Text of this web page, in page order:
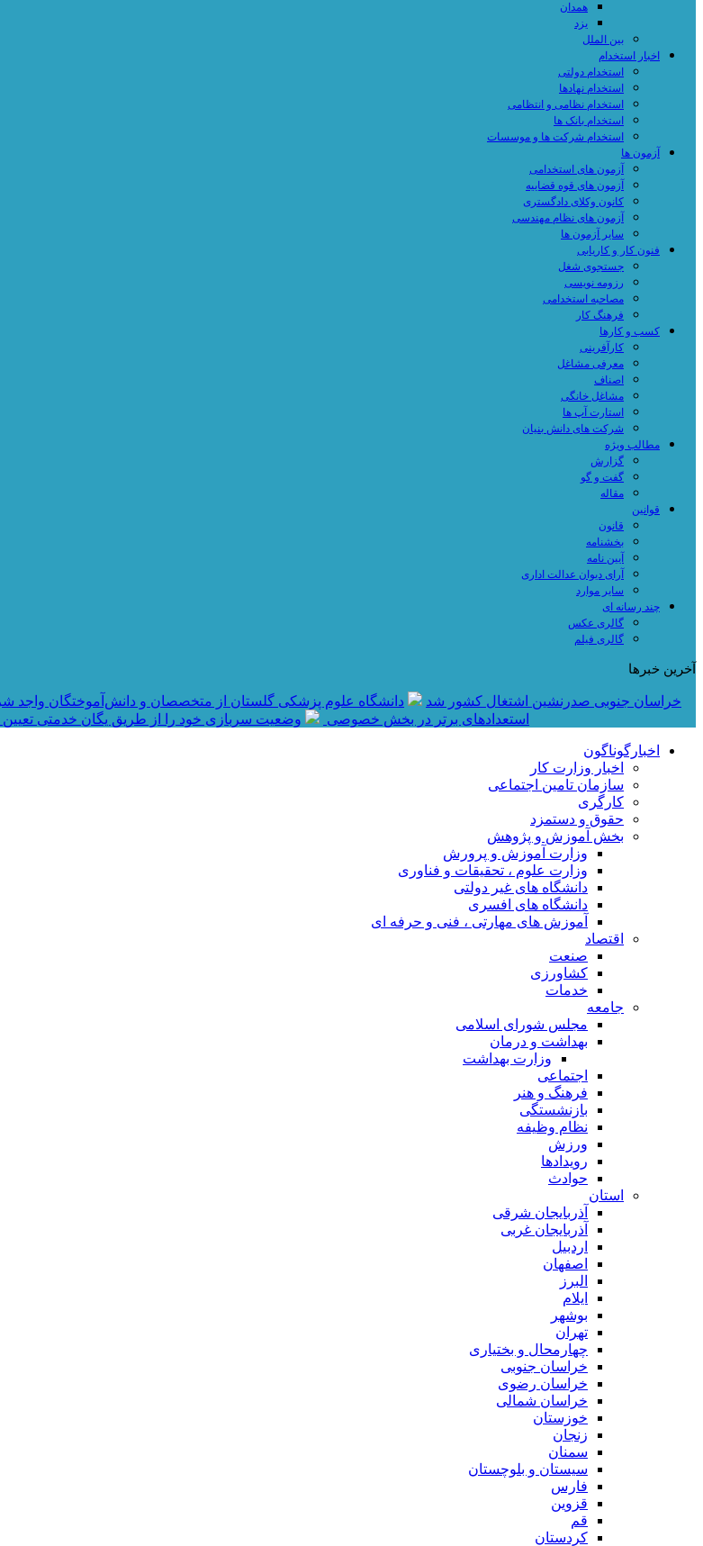
همدان
یزد
بین الملل
اخبار استخدام
استخدام دولتی
استخدام نهادها
استخدام نظامی و انتظامی
استخدام بانک ها
استخدام شرکت ها و موسسات
آزمون ها
آزمون های استخدامی
آزمون های قوه قضاییه
کانون وکلای دادگستری
آزمون های نظام مهندسی
سایر آزمون ها
فنون کار و کاریابی
جستجوی شغل
رزومه نویسی
مصاحبه استخدامی
فرهنگ کار
کسب و کارها
کارآفرینی
معرفی مشاغل
اصناف
مشاغل خانگی
استارت آپ ها
شرکت های دانش بنیان
مطالب ویژه
گزارش
گفت و گو
مقاله
قوانین
قانون
بخشنامه
آیین نامه
آرای دیوان عدالت اداری
سایر موارد
چند رسانه ای
گالری عکس
گالری فیلم
آخرین خبرها
خراسان جنوبی صدرنشین اشتغال کشور شد دانشگاه علوم پزشکی گلستان از متخصصان و دانش‌آموختگان واجد
استعدادهای برتر در بخش خصوصی
وضعیت سربازی خود را از طریق یگان خدمتی تعیین
اخبارگوناگون
اخبار وزارت کار
سازمان تامین اجتماعی
کارگری
حقوق و دستمزد
بخش آموزش و پژوهش
وزارت آموزش و پرورش
وزارت علوم ، تحقیقات و فناوری
دانشگاه های غیر دولتی
دانشگاه های افسری
آموزش های مهارتی ، فنی و حرفه ای
اقتصاد
صنعت
کشاورزی
خدمات
جامعه
مجلس شورای اسلامی
بهداشت و درمان
وزارت بهداشت
اجتماعی
فرهنگ و هنر
بازنشستگی
نظام وظیفه
ورزش
رویدادها
حوادث
استان
آذربایجان شرقی
آذربایجان غربی
اردبیل
اصفهان
البرز
ایلام
بوشهر
تهران
چهارمحال و بختیاری
خراسان جنوبی
خراسان رضوی
خراسان شمالی
خوزستان
زنجان
سمنان
سیستان و بلوچستان
فارس
قزوین
قم
کردستان